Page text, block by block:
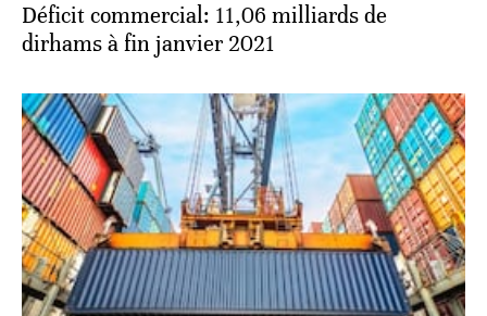
Déficit commercial: 11,06 milliards de
dirhams à fin janvier 2021